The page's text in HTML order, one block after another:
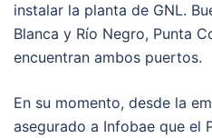
instalar la planta de GNL.
Blanca y Río Negro, Punta
encuentran ambos puertos.
En su momento, desde la
asegurado a Infobae que el